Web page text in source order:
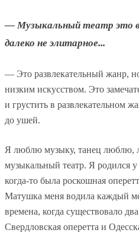
— Музыкальный театр это
далеко не элитарное...
— Это развлекательный жанр,
низким искусством. Это
и грустить в развлекательном
до ушей.
Я люблю музыку, танец
музыкальный театр. Я родился
когда-то была роскошная
Матушка меня водила каждый
времена, когда существовало
Свердловская оперетта и